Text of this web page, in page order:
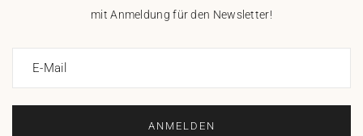
mit Anmeldung für den Newsletter!
E-Mail
ANMELDEN